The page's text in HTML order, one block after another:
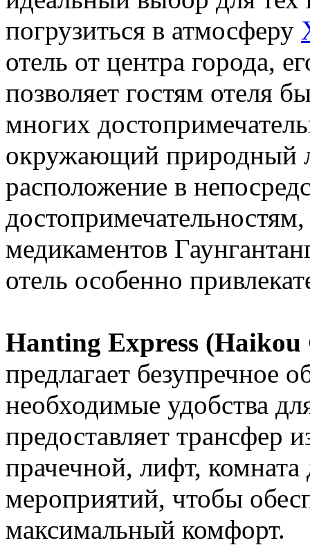
погрузиться в атмосферу
отель от центра города,
позволяет гостям отеля
многих
окружающий природный
расположение в
медикаментов
отель особенно
Hanting Express
предлагает безупречное
необходимые удобства
предоставляет трансфер
прачечной, лифт, комната
мероприятий, чтобы
максимальный комфорт.